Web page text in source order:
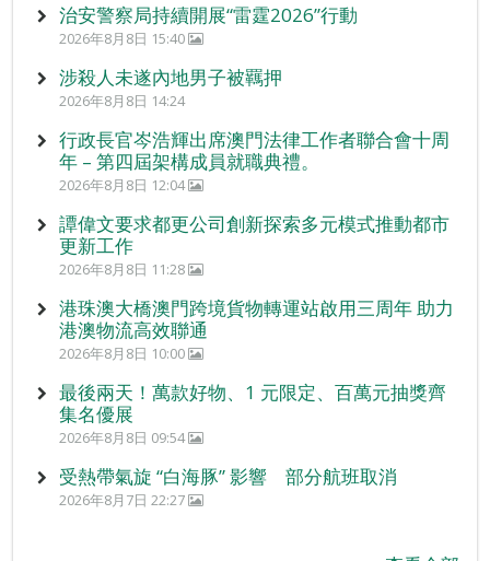
治安警察局持續開展“雷霆2026”行動
2026年8月8日 15:40
涉殺人未遂內地男子被羈押
2026年8月8日 14:24
行政長官岑浩輝出席澳門法律工作者聯合會十周
年 – 第四屆架構成員就職典禮。
2026年8月8日 12:04
譚偉文要求都更公司創新探索多元模式推動都市
更新工作
2026年8月8日 11:28
港珠澳大橋澳門跨境貨物轉運站啟用三周年 助力
港澳物流高效聯通
2026年8月8日 10:00
最後兩天！萬款好物、1 元限定、百萬元抽獎齊
集名優展
2026年8月8日 09:54
受熱帶氣旋 “白海豚” 影響 部分航班取消
2026年8月7日 22:27